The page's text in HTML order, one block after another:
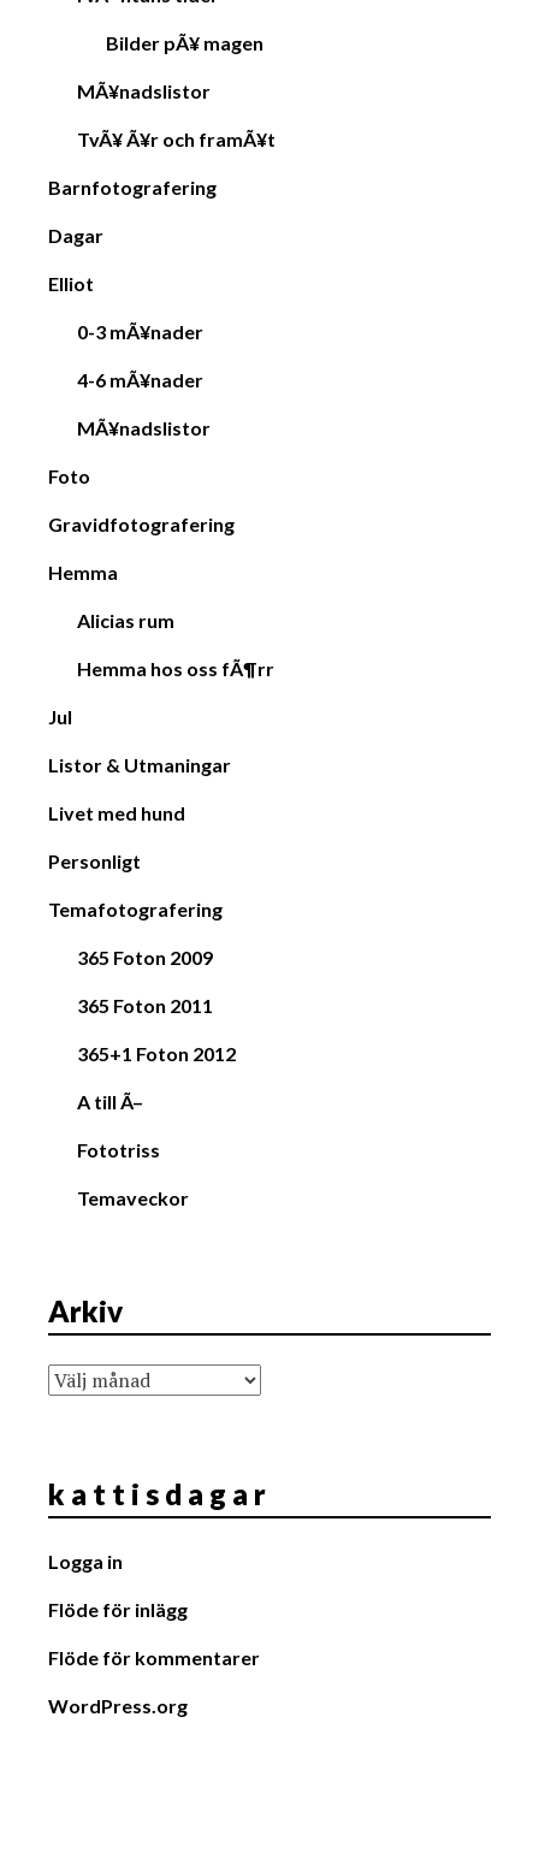
Bilder pÃ¥ magen
MÃ¥nadslistor
TvÃ¥ Ã¥r och framÃ¥t
Barnfotografering
Dagar
Elliot
0-3 mÃ¥nader
4-6 mÃ¥nader
MÃ¥nadslistor
Foto
Gravidfotografering
Hemma
Alicias rum
Hemma hos oss fÃ¶rr
Jul
Listor & Utmaningar
Livet med hund
Personligt
Temafotografering
365 Foton 2009
365 Foton 2011
365+1 Foton 2012
A till Ã–
Fototriss
Temaveckor
Arkiv
Arkiv
k a t t i s d a g a r
Logga in
Flöde för inlägg
Flöde för kommentarer
WordPress.org